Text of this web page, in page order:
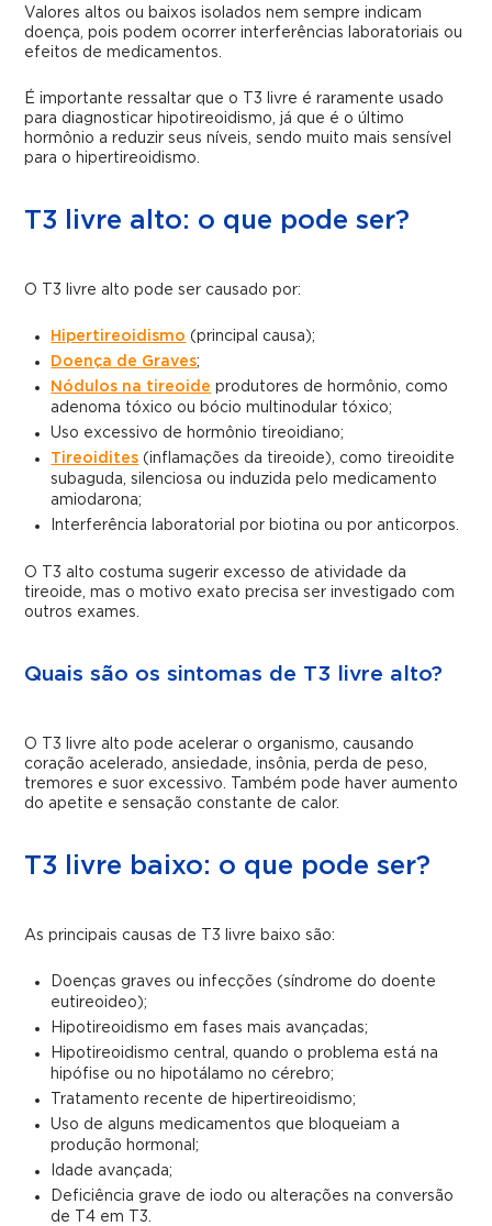
Valores altos ou baixos isolados nem sempre indicam
doença, pois podem ocorrer interferências laboratoriais ou
efeitos de medicamentos.
É importante ressaltar que o T3 livre é raramente usado
para diagnosticar hipotireoidismo, já que é o último
hormônio a reduzir seus níveis, sendo muito mais sensível
para o hipertireoidismo.
T3 livre alto: o que pode ser?
O T3 livre alto pode ser causado por:
Hipertireoidismo (principal causa);
Doença de Graves;
Nódulos na tireoide produtores de hormônio, como
adenoma tóxico ou bócio multinodular tóxico;
Uso excessivo de hormônio tireoidiano;
Tireoidites (inflamações da tireoide), como tireoidite
subaguda, silenciosa ou induzida pelo medicamento
amiodarona;
Interferência laboratorial por biotina ou por anticorpos.
O T3 alto costuma sugerir excesso de atividade da
tireoide, mas o motivo exato precisa ser investigado com
outros exames.
Quais são os sintomas de T3 livre alto?
O T3 livre alto pode acelerar o organismo, causando
coração acelerado, ansiedade, insônia, perda de peso,
tremores e suor excessivo. Também pode haver aumento
do apetite e sensação constante de calor.
T3 livre baixo: o que pode ser?
As principais causas de T3 livre baixo são:
Doenças graves ou infecções (síndrome do doente
eutireoideo);
Hipotireoidismo em fases mais avançadas;
Hipotireoidismo central, quando o problema está na
hipófise ou no hipotálamo no cérebro;
Tratamento recente de hipertireoidismo;
Uso de alguns medicamentos que bloqueiam a
produção hormonal;
Idade avançada;
Deficiência grave de iodo ou alterações na conversão
de T4 em T3.